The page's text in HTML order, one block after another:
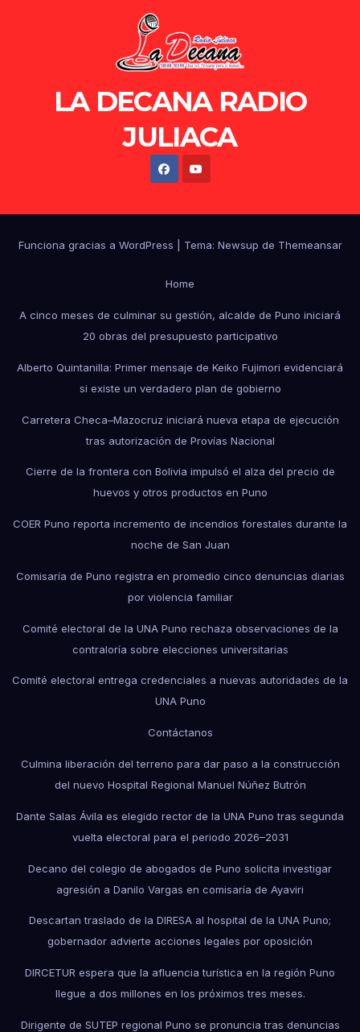
LA DECANA RADIO
JULIACA
Funciona gracias a WordPress Tema: Newsup de Themeansar
Home
A cinco meses de culminar su gestión, alcalde de Puno iniciará
20 obras del presupuesto participativo
Alberto Quintanilla: Primer mensaje de Keiko Fujimori evidenciará
si existe un verdadero plan de gobierno
Carretera Checa–Mazocruz iniciará nueva etapa de ejecución
tras autorización de Provías Nacional
Cierre de la frontera con Bolivia impulsó el alza del precio de
huevos y otros productos en Puno
COER Puno reporta incremento de incendios forestales durante la
noche de San Juan
Comisaría de Puno registra en promedio cinco denuncias diarias
por violencia familiar
Comité electoral de la UNA Puno rechaza observaciones de la
contraloría sobre elecciones universitarias
Comité electoral entrega credenciales a nuevas autoridades de la
UNA Puno
Contáctanos
Culmina liberación del terreno para dar paso a la construcción
del nuevo Hospital Regional Manuel Núñez Butrón
Dante Salas Ávila es elegido rector de la UNA Puno tras segunda
vuelta electoral para el periodo 2026–2031
Decano del colegio de abogados de Puno solicita investigar
agresión a Danilo Vargas en comisaría de Ayaviri
Descartan traslado de la DIRESA al hospital de la UNA Puno;
gobernador advierte acciones legales por oposición
DIRCETUR espera que la afluencia turística en la región Puno
llegue a dos millones en los próximos tres meses.
Dirigente de SUTEP regional Puno se pronuncia tras denuncias